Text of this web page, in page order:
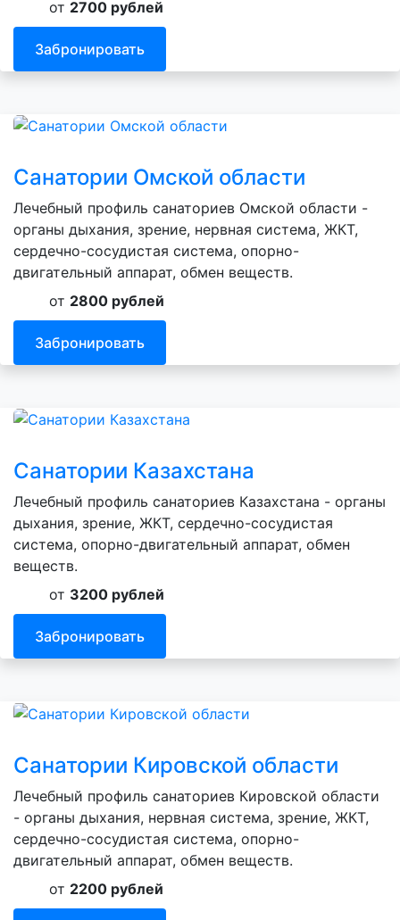
от 2700 рублей
Забронировать
Санатории Омской области
Лечебный профиль санаториев Омской области -
органы дыхания, зрение, нервная система, ЖКТ,
сердечно-сосудистая система, опорно-
двигательный аппарат, обмен веществ.
от 2800 рублей
Забронировать
Санатории Казахстана
Лечебный профиль санаториев Казахстана - органы
дыхания, зрение, ЖКТ, сердечно-сосудистая
система, опорно-двигательный аппарат, обмен
веществ.
от 3200 рублей
Забронировать
Санатории Кировской области
Лечебный профиль санаториев Кировской области
- органы дыхания, нервная система, зрение, ЖКТ,
сердечно-сосудистая система, опорно-
двигательный аппарат, обмен веществ.
от 2200 рублей